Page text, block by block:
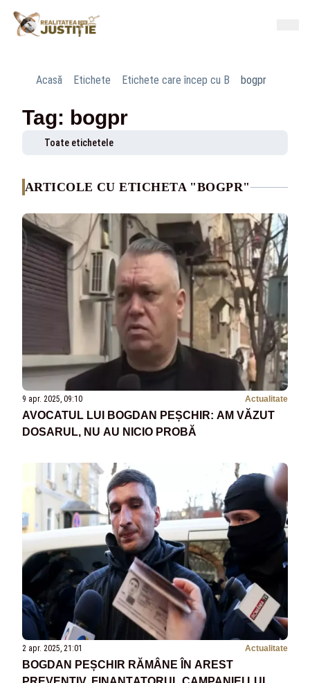
Acasă Etichete Etichete care încep cu B bogpr
Tag: bogpr
Toate etichetele
ARTICOLE CU ETICHETA "BOGPR"
9 apr. 2025, 09:10 Actualitate
AVOCATUL LUI BOGDAN PEȘCHIR: AM VĂZUT
DOSARUL, NU AU NICIO PROBĂ
2 apr. 2025, 21:01 Actualitate
BOGDAN PEȘCHIR RĂMÂNE ÎN AREST